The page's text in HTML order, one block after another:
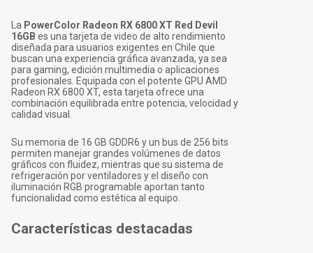
La PowerColor Radeon RX 6800 XT Red Devil
16GB es una tarjeta de video de alto rendimiento
diseñada para usuarios exigentes en Chile que
buscan una experiencia gráfica avanzada, ya sea
para gaming, edición multimedia o aplicaciones
profesionales. Equipada con el potente GPU AMD
Radeon RX 6800 XT, esta tarjeta ofrece una
combinación equilibrada entre potencia, velocidad y
calidad visual.
Su memoria de 16 GB GDDR6 y un bus de 256 bits
permiten manejar grandes volúmenes de datos
gráficos con fluidez, mientras que su sistema de
refrigeración por ventiladores y el diseño con
iluminación RGB programable aportan tanto
funcionalidad como estética al equipo.
Características destacadas